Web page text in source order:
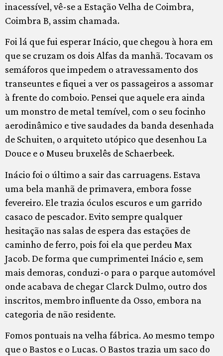
inacessível, vê-se a Estação Velha de Coimbra,
Coimbra B, assim chamada.
Foi lá que fui esperar Inácio, que chegou à hora em
que se cruzam os dois Alfas da manhã. Tocavam os
semáforos que impedem o atravessamento dos
transeuntes e fiquei a ver os passageiros a assomar
à frente do comboio. Pensei que aquele era ainda
um monstro de metal temível, com o seu focinho
aerodinâmico e tive saudades da banda desenhada
de Schuiten, o arquiteto utópico que desenhou La
Douce e o Museu bruxelês de Schaerbeek.
Inácio foi o último a sair das carruagens. Estava
uma bela manhã de primavera, embora fosse
fevereiro. Ele trazia óculos escuros e um garrido
casaco de pescador. Evito sempre qualquer
hesitação nas salas de espera das estações de
caminho de ferro, pois foi ela que perdeu Max
Jacob. De forma que cumprimentei Inácio e, sem
mais demoras, conduzi-o para o parque automóvel
onde acabava de chegar Clarck Dulmo, outro dos
inscritos, membro influente da Osso, embora na
categoria de não residente.
Fomos pontuais na velha fábrica. Ao mesmo tempo
que o Bastos e o Lucas. O Bastos trazia um saco do